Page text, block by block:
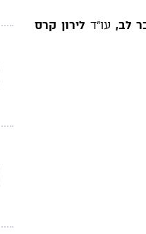
לב, עו"ד לירון קרס